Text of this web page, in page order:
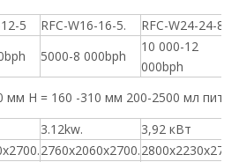
5 RFC-W16-16-5.
RFC-W24-24-8
5000-8 000bph
10 000-12
000bph
мм H = 160 -310 мм 200-2500 мл
3.12kw.
3,92 кВт
2760x2060x2700.